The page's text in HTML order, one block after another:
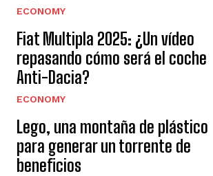
ECONOMY
Fiat Multipla 2025: ¿Un vídeo
repasando cómo será el coche
Anti-Dacia?
ECONOMY
Lego, una montaña de plástico
para generar un torrente de
beneficios